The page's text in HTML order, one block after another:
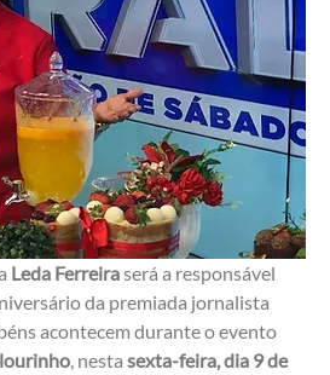
Leda Ferreira será a responsável
, nesta sexta-feira, dia 9 de